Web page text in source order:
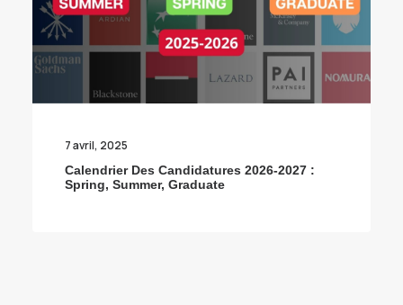
7 avril, 2025
Calendrier Des Candidatures 2026-2027 :
Spring, Summer, Graduate